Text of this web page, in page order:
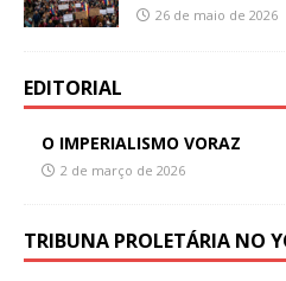
26 de maio de 2026
EDITORIAL
O IMPERIALISMO VORAZ
2 de março de 2026
TRIBUNA PROLETÁRIA NO